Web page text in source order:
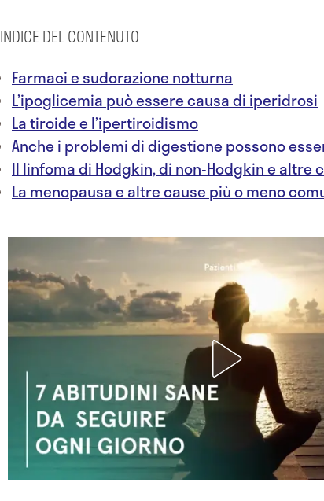
INDICE DEL CONTENUTO
Farmaci e sudorazione notturna
L’ipoglicemia può essere causa di iperidrosi
La tiroide e l’ipertiroidismo
Anche i problemi di digestione possono
Il linfoma di Hodgkin, di non-Hodgkin e altre
La menopausa e altre cause più o meno